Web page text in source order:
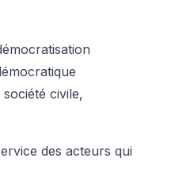
civile,
des acteurs qui